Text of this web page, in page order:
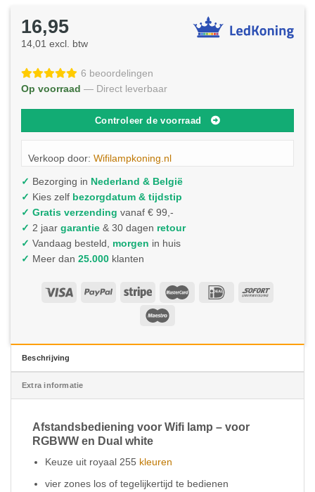
16,95
14,01 excl. btw
6 beoordelingen
Op voorraad — Direct leverbaar
Controleer de voorraad
Verkoop door: Wifilampkoning.nl
✓ Bezorging in Nederland & België
✓ Kies zelf bezorgdatum & tijdstip
✓ Gratis verzending vanaf € 99,-
✓ 2 jaar garantie & 30 dagen retour
✓ Vandaag besteld, morgen in huis
✓ Meer dan 25.000 klanten
Beschrijving
Extra informatie
Afstandsbediening voor Wifi lamp – voor
RGBWW en Dual white
Keuze uit royaal 255 kleuren
vier zones los of tegelijkertijd te bedienen